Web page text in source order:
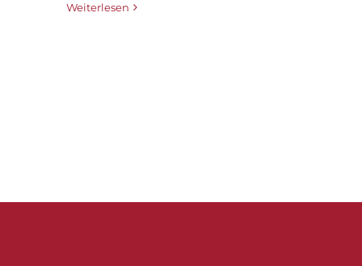
Weiterlesen